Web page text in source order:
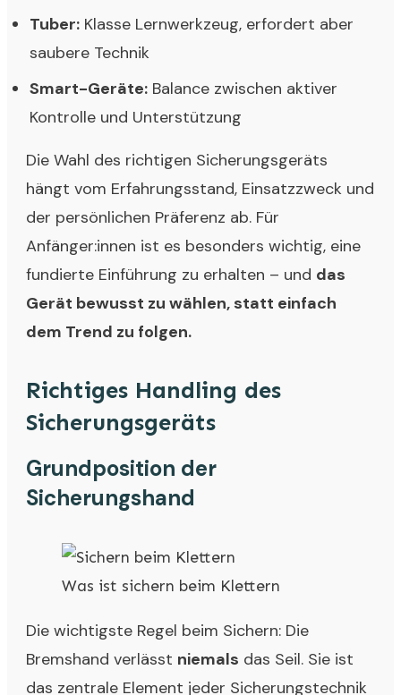
Tuber: Klasse Lernwerkzeug, erfordert aber
saubere Technik
Smart-Geräte: Balance zwischen aktiver
Kontrolle und Unterstützung
Die Wahl des richtigen Sicherungsgeräts
hängt vom Erfahrungsstand, Einsatzzweck und
der persönlichen Präferenz ab. Für
Anfänger:innen ist es besonders wichtig, eine
fundierte Einführung zu erhalten – und das
Gerät bewusst zu wählen, statt einfach
dem Trend zu folgen.
Richtiges Handling des
Sicherungsgeräts
Grundposition der
Sicherungshand
Was ist sichern beim Klettern
Die wichtigste Regel beim Sichern: Die
Bremshand verlässt niemals das Seil. Sie ist
das zentrale Element jeder Sicherungstechnik